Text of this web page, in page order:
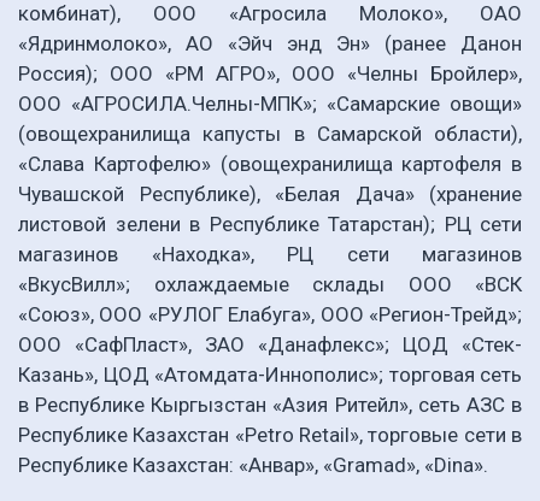
комбинат), ООО «Агросила Молоко», ОАО
«Ядринмолоко», АО «Эйч энд Эн» (ранее Данон
Россия); ООО «РМ АГРО», ООО «Челны Бройлер»,
ООО «АГРОСИЛА.Челны-МПК»; «Самарские овощи»
(овощехранилища капусты в Самарской области),
«Слава Картофелю» (овощехранилища картофеля в
Чувашской Республике), «Белая Дача» (хранение
листовой зелени в Республике Татарстан); РЦ сети
магазинов «Находка», РЦ сети магазинов
«ВкусВилл»; охлаждаемые склады ООО «ВСК
«Союз», ООО «РУЛОГ Елабуга», ООО «Регион-Трейд»;
ООО «СафПласт», ЗАО «Данафлекс»; ЦОД «Стек-
Казань», ЦОД «Атомдата-Иннополис»; торговая сеть
в Республике Кыргызстан «Азия Ритейл», сеть АЗС в
Республике Казахстан «Petro Retail», торговые сети в
Республике Казахстан: «Анвар», «Gramad», «Dina».